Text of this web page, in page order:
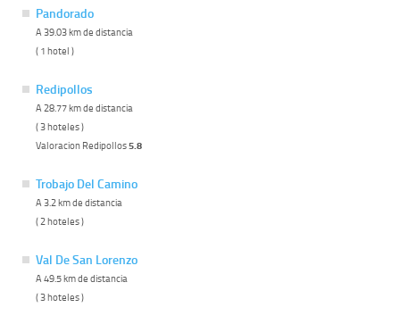
Pandorado
A 39.03 km de distancia
( 1 hotel )
Redipollos
A 28.77 km de distancia
( 3 hoteles )
Valoracion Redipollos5.8
Trobajo Del Camino
A 3.2 km de distancia
( 2 hoteles )
Val De San Lorenzo
A 49.5 km de distancia
( 3 hoteles )